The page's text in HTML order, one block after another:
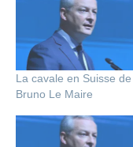
La cavale en Suisse de
Bruno Le Maire